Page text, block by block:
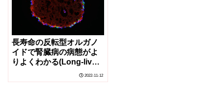
長寿命の反転型オルガノ
イドで腎臓病の病態がよ
りよくわかる(Long-lived
Inverted Organoids Offer
Better Glimpse Into
2022-11-12